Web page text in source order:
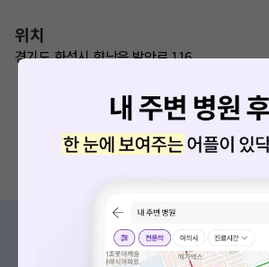
위치
경기도 화성시 향남읍 발안로 116
증상/치료, 궁금한 점이
의사가 직접 답해드려요!